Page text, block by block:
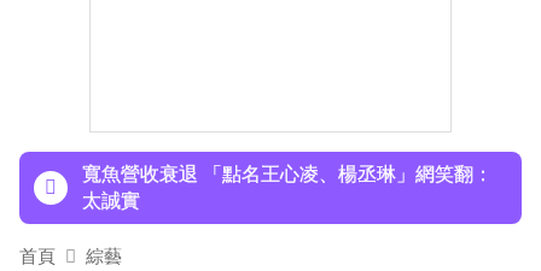
寬魚營收衰退 「點名王心凌、楊丞琳」網笑翻：
太誠實
家長曝「小S私下為人」徹底改觀 網友洗版認證
首頁 綜藝